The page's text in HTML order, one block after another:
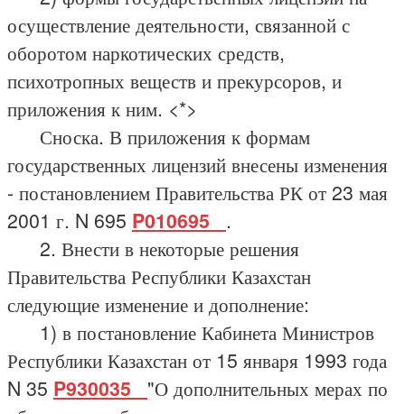
осуществление деятельности, связанной с
оборотом наркотических средств,
психотропных веществ и прекурсоров, и
приложения к ним. <*>
Сноска. В приложения к формам
государственных лицензий внесены изменения
- постановлением Правительства РК от 23 мая
2001 г. N 695 P010695_ .
2. Внести в некоторые решения
Правительства Республики Казахстан
следующие изменение и дополнение:
1) в постановление Кабинета Министров
Республики Казахстан от 15 января 1993 года
N 35 P930035_ "О дополнительных мерах по